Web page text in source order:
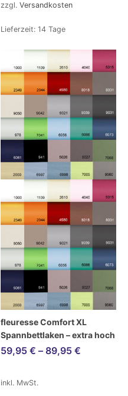
zzgl. Versandkosten
Lieferzeit: 14 Tage
fleuresse Comfort XL
Spannbettlaken – extra hoch
59,95 € – 89,95 €
inkl. MwSt.